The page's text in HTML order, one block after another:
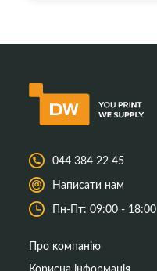
044 384 22 45
Написати нам
Пн-Пт: 09:00 - 18:00
Про компанію